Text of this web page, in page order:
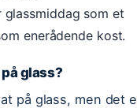
glassmiddag som et
enerådende kost.
glass?
på glass, men det